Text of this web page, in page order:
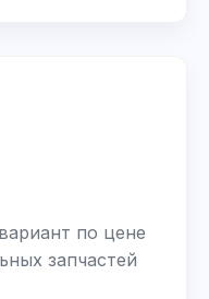
по цене
запчастей